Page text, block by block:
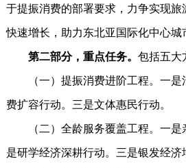
于提振消费的部署要求，力争实现
快速增长，助力东北亚国际化中心城
第二部分，重点任务。 包括五大
（一）提振消费进阶工程。一是
费扩容行动。三是文体惠民行动。
（二）全龄服务覆盖工程。一是
是研学经济深耕行动。三是银发经济